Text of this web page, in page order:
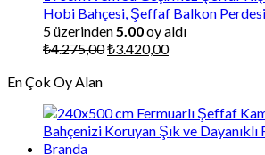
Hobi Bahçesi, Şeffaf Balkon
5 üzerinden 5.00oy aldı
₺4.275,00Orijinal
₺3.420,00Şu
En Çok Oy Alan